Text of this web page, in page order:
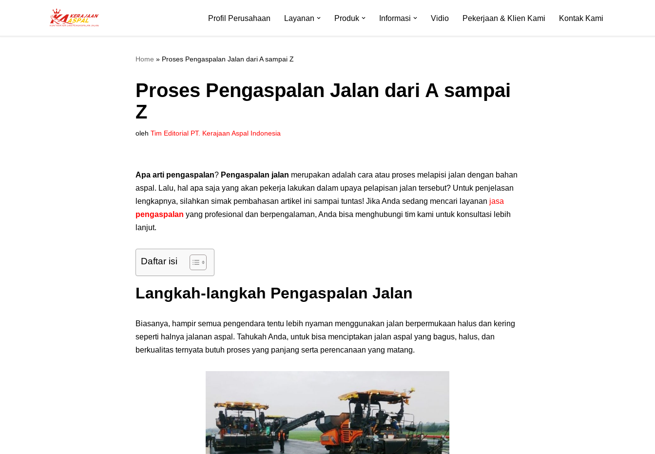
Profil Perusahaan Layanan Produk Informasi Vidio Pekerjaan & Klien Kami Kontak Kami
Home » Proses Pengaspalan Jalan dari A sampai Z
Proses Pengaspalan Jalan dari A sampai
Z
oleh Tim Editorial PT. Kerajaan Aspal Indonesia
Apa arti pengaspalan? Pengaspalan jalan merupakan adalah cara atau proses melapisi jalan dengan bahan
aspal. Lalu, hal apa saja yang akan pekerja lakukan dalam upaya pelapisan jalan tersebut? Untuk penjelasan
lengkapnya, silahkan simak pembahasan artikel ini sampai tuntas! Jika Anda sedang mencari layanan jasa
pengaspalan yang profesional dan berpengalaman, Anda bisa menghubungi tim kami untuk konsultasi lebih
lanjut.
Daftar isi
Langkah-langkah Pengaspalan Jalan
Biasanya, hampir semua pengendara tentu lebih nyaman menggunakan jalan berpermukaan halus dan kering
seperti halnya jalanan aspal. Tahukah Anda, untuk bisa menciptakan jalan aspal yang bagus, halus, dan
berkualitas ternyata butuh proses yang panjang serta perencanaan yang matang.